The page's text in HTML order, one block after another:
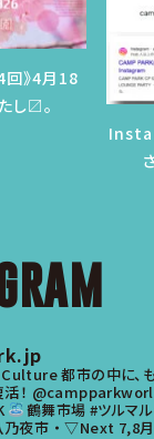
回》4月18
し〼。
都市の中に、
！
鶴舞市場 #ツルマル
乃夜市 ・ ▽Next 7,8